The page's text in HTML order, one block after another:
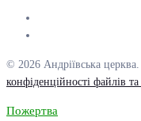
© 2026 Андріївська
конфіденційності файлів
Пожертва